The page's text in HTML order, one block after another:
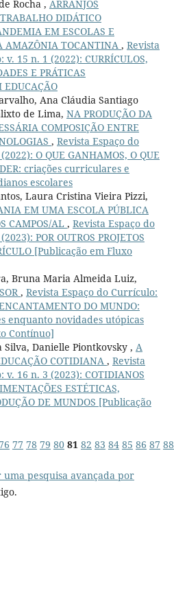
Rocha , ARRANJOS
DIDÁTICO
EM ESCOLAS E
AMAZÔNIA TOCANTINA , Revista
15 n. 1 (2022): CURRÍCULOS,
E PRÁTICAS
EDUCAÇÃO
Ana Cláudia Santiago
de Lima, NA PRODUÇÃO DA
COMPOSIÇÃO ENTRE
, Revista Espaço do
O QUE GANHAMOS, O QUE
criações curriculares e
escolares
Laura Cristina Vieira Pizzi,
EM UMA ESCOLA PÚBLICA
CAMPOS/AL , Revista Espaço do
POR OUTROS PROJETOS
[Publicação em Fluxo
Bruna Maria Almeida Luiz,
, Revista Espaço do Currículo:
DO MUNDO:
enquanto novidades utópicas
Contínuo]
Danielle Piontkovsky , A
COTIDIANA , Revista
16 n. 3 (2023): COTIDIANOS
ESTÉTICAS,
DE MUNDOS [Publicação
77 78 79 80 81 82 83 84 85 86 87 88
pesquisa avançada por